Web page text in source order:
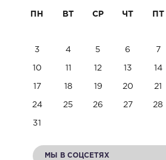
ПН ВТ СР ЧТ
3 4 5 6 7
10 12 13 14
17 18 19 20 21
24 25 26 27 28
31
МЫ В СОЦСЕТЯХ